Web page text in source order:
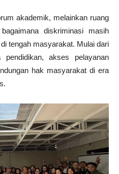
akademik, melainkan ruang
diskriminasi masih
tengah masyarakat. Mulai dari
akses pelayanan
hak masyarakat di era